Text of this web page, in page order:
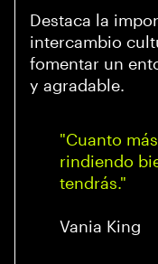
Destaca la
intercambio
fomentar un
y agradable.
"Cuanto
rindiendo
tendrás."
Vania King